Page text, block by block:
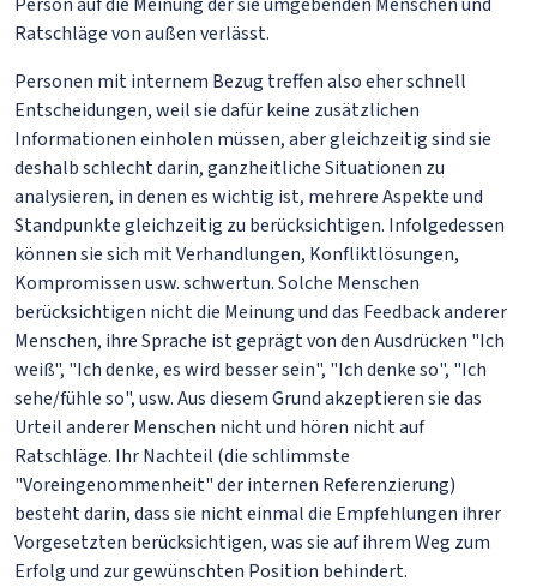
Ratschläge von außen verlässt.
Personen mit internem Bezug treffen also eher schnell
Entscheidungen, weil sie dafür keine zusätzlichen
Informationen einholen müssen, aber gleichzeitig sind sie
deshalb schlecht darin, ganzheitliche Situationen zu
analysieren, in denen es wichtig ist, mehrere Aspekte und
Standpunkte gleichzeitig zu berücksichtigen. Infolgedessen
können sie sich mit Verhandlungen, Konfliktlösungen,
Kompromissen usw. schwertun. Solche Menschen
berücksichtigen nicht die Meinung und das Feedback anderer
Menschen, ihre Sprache ist geprägt von den Ausdrücken "Ich
weiß", "Ich denke, es wird besser sein", "Ich denke so", "Ich
sehe/fühle so", usw. Aus diesem Grund akzeptieren sie das
Urteil anderer Menschen nicht und hören nicht auf
Ratschläge. Ihr Nachteil (die schlimmste
"Voreingenommenheit" der internen Referenzierung)
besteht darin, dass sie nicht einmal die Empfehlungen ihrer
Vorgesetzten berücksichtigen, was sie auf ihrem Weg zum
Erfolg und zur gewünschten Position behindert.